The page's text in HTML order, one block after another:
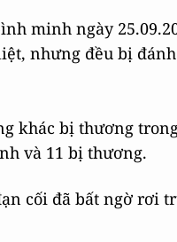
minh ngày
nhưng đều bị
khác bị thương
và 11 bị thương.
cối đã bất ngờ rơi